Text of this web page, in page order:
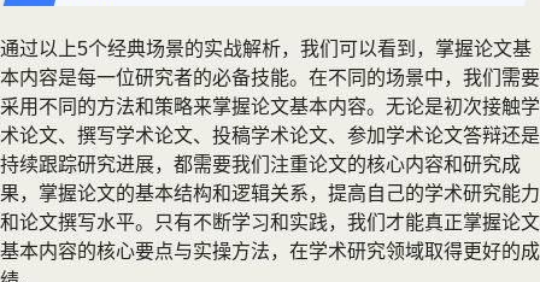
通过以上5个经典场景的实战解析，我们可以看到，掌握论文基
本内容是每一位研究者的必备技能。在不同的场景中，我们需要
采用不同的方法和策略来掌握论文基本内容。无论是初次接触学
术论文、撰写学术论文、投稿学术论文、参加学术论文答辩还是
持续跟踪研究进展，都需要我们注重论文的核心内容和研究成
果，掌握论文的基本结构和逻辑关系，提高自己的学术研究能力
和论文撰写水平。只有不断学习和实践，我们才能真正掌握论文
基本内容的核心要点与实操方法，在学术研究领域取得更好的成